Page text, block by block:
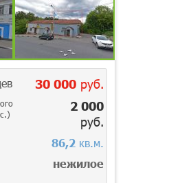
30 000руб.
2 000
руб.
86,2кв.м.
нежилое